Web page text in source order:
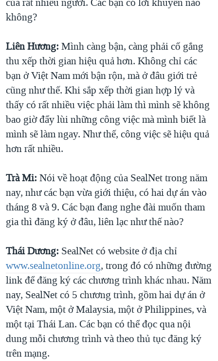
không?
Liên Hương: Mình càng bận, càng phải cố gắng
thu xếp thời gian hiệu quả hơn. Không chỉ các
bạn ở Việt Nam mới bận rộn, mà ở đâu giới trẻ
cũng như thế. Khi sắp xếp thời gian hợp lý và
thấy có rất nhiều việc phải làm thì mình sẽ không
bao giờ đẩy lùi những công việc mà mình biết là
mình sẽ làm ngay. Như thế, công việc sẽ hiệu quả
hơn rất nhiều.
Trà Mi: Nói về hoạt động của SealNet trong năm
nay, như các bạn vừa giới thiệu, có hai dự án vào
tháng 8 và 9. Các bạn đang nghe đài muốn tham
gia thì đăng ký ở đâu, liên lạc như thế nào?
Thái Dương: SealNet có website ở địa chỉ
www.sealnetonline.org, trong đó có những đường
link để đăng ký các chương trình khác nhau. Năm
nay, SealNet có 5 chương trình, gồm hai dự án ở
Việt Nam, một ở Malaysia, một ở Philippines, và
một tại Thái Lan. Các bạn có thể đọc qua nội
dung mỗi chương trình và theo thủ tục đăng ký
trên mạng.